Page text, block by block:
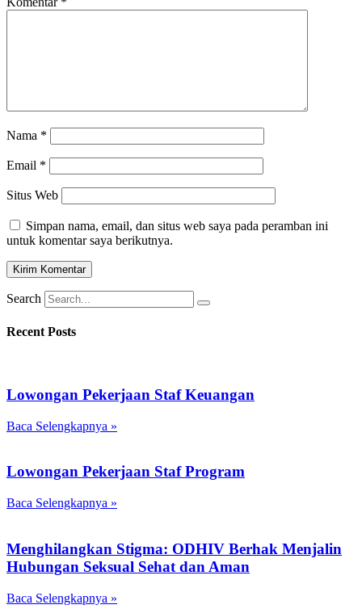
Nama *
Email *
Situs Web
Simpan nama, email, dan situs web saya pada peramban ini
untuk komentar saya berikutnya.
Search
Recent Posts
Lowongan Pekerjaan Staf Keuangan
Baca Selengkapnya »
Lowongan Pekerjaan Staf Program
Baca Selengkapnya »
Menghilangkan Stigma: ODHIV Berhak Menjalin
Hubungan Seksual Sehat dan Aman
Baca Selengkapnya »